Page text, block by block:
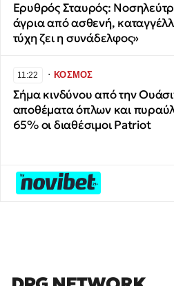
Ερυθρός Σταυρός:
άγρια από ασθενή,
τύχη ζει η συνάδελφος»
11:22 ∙ΚΟΣΜΟΣ
Σήμα κινδύνου από την
αποθέματα όπλων και
65% οι διαθέσιμοι Patriot